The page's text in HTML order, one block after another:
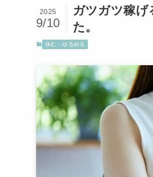
ガツガツ稼
た。
2025
9/10
休む・ゆるめる